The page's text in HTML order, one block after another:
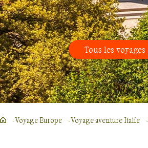
Tous les voyages
Voyage Europe Voyage aventure Italie